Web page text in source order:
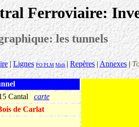
Ferroviaire:
les tunnels
|Lignes POPLM Midi |Repères|Annexes|
Cantal carte
de Carlat